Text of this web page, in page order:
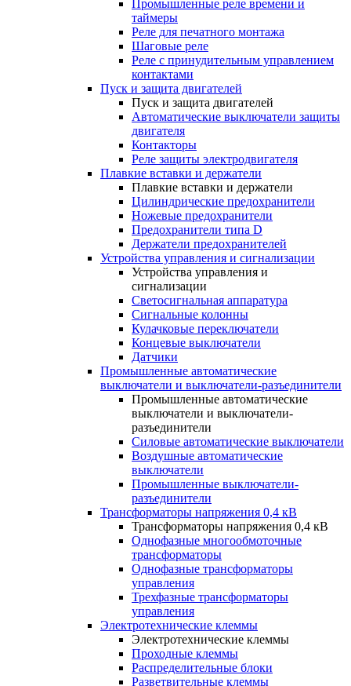
Промышленные реле времени и
таймеры
Реле для печатного монтажа
Шаговые реле
Реле с принудительным управлением
контактами
Пуск и защита двигателей
Пуск и защита двигателей
Автоматические выключатели защиты
двигателя
Контакторы
Реле защиты электродвигателя
Плавкие вставки и держатели
Плавкие вставки и держатели
Цилиндрические предохранители
Ножевые предохранители
Предохранители типа D
Держатели предохранителей
Устройства управления и сигнализации
Устройства управления и
сигнализации
Светосигнальная аппаратура
Сигнальные колонны
Кулачковые переключатели
Концевые выключатели
Датчики
Промышленные автоматические
выключатели и выключатели-разъединители
Промышленные автоматические
выключатели и выключатели-
разъединители
Силовые автоматические выключатели
Воздушные автоматические
выключатели
Промышленные выключатели-
разъединители
Трансформаторы напряжения 0,4 кВ
Трансформаторы напряжения 0,4 кВ
Однофазные многообмоточные
трансформаторы
Однофазные трансформаторы
управления
Трехфазные трансформаторы
управления
Электротехнические клеммы
Электротехнические клеммы
Проходные клеммы
Распределительные блоки
Разветвительные клеммы